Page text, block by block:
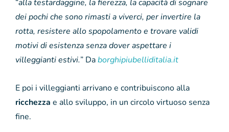
“alla testardaggine, la fierezza, la capacità di sognare
dei pochi che sono rimasti a viverci, per invertire la
rotta, resistere allo spopolamento e trovare validi
motivi di esistenza senza dover aspettare i
villeggianti estivi.” Daborghipiubelliditalia.it
E poi i villeggianti arrivano e contribuiscono alla
ricchezza e allo sviluppo, in un circolo virtuoso senza
fine.